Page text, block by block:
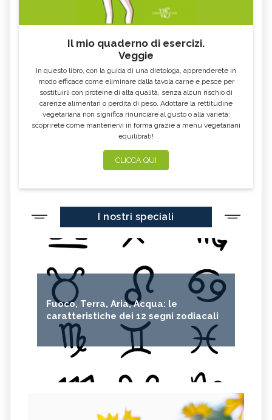
Il mio quaderno di esercizi.
Veggie
In questo libro, con la guida di una dietologa, apprenderete in
modo efficace come eliminare dalla tavola carne e pesce per
sostituirli con proteine di alta qualità, senza alcun rischio di
carenze alimentari o perdita di peso. Adottare la rettitudine
vegetariana non significa rinunciare al gusto o alla varietà:
scoprirete come mantenervi in forma grazie a menu vegetariani
equilibrati!
CLICCA QUI
I nostri speciali
Fuoco, Terra, Aria, Acqua: le
caratteristiche dei 12 segni zodiacali